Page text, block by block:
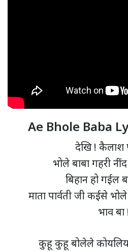
Ae Bhole Baba
देखि ! कैलाश
भोले बाबा गहरी
बिहान हो गईल
माता पार्वती जी कईसे
भाव बा
कुहू कुहू बोलेले